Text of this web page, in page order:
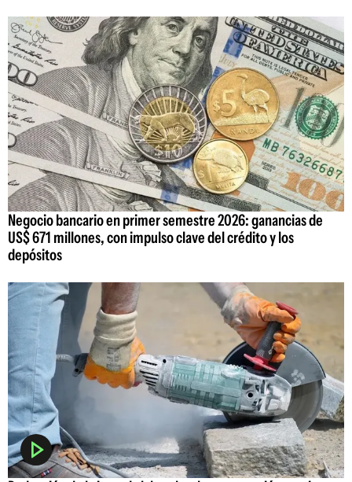
Negocio bancario en primer semestre 2026: ganancias de
US$ 671 millones, con impulso clave del crédito y los
depósitos